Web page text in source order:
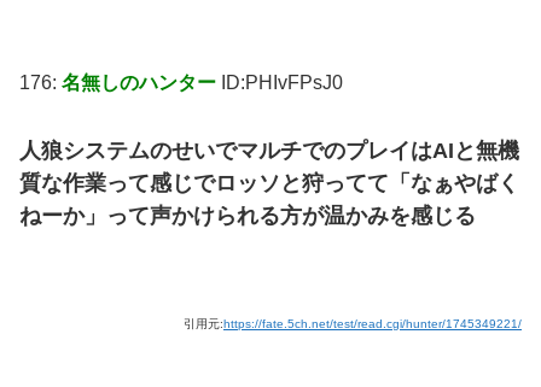
176: 名無しのハンター ID:PHIvFPsJ0
人狼システムのせいでマルチでのプレイはAIと無機
質な作業って感じでロッソと狩ってて「なぁやばく
ねーか」って声かけられる方が温かみを感じる
引用元:https://fate.5ch.net/test/read.cgi/hunter/1745349221/